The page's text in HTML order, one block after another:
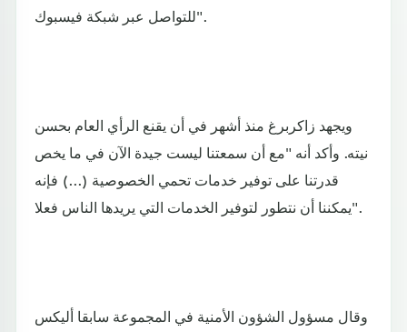
للتواصل عبر شبكة فيسبوك".
ويجهد زاكربرغ منذ أشهر في أن يقنع الرأي العام بحسن
نيته. وأكد أنه "مع أن سمعتنا ليست جيدة الآن في ما يخص
قدرتنا على توفير خدمات تحمي الخصوصية (...) فإنه
يمكننا أن نتطور لتوفير الخدمات التي يريدها الناس فعلا".
وقال مسؤول الشؤون الأمنية في المجموعة سابقا أليكس